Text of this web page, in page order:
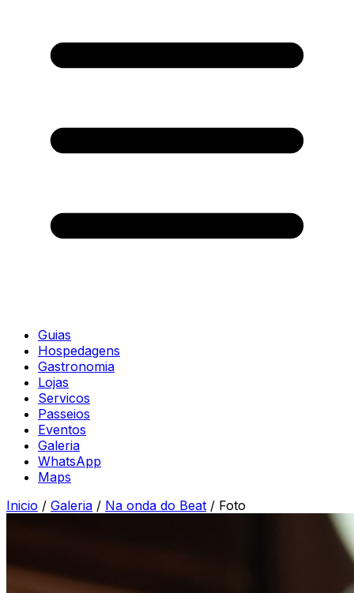
Guias
Hospedagens
Gastronomia
Lojas
Servicos
Passeios
Eventos
Galeria
WhatsApp
Maps
Inicio / Galeria / Na onda do Beat / Foto